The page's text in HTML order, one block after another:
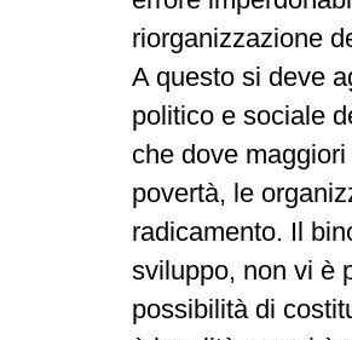
riorganizzazione
A questo si deve
politico e sociale
che dove
povertà, le
radicamento. Il
sviluppo, non vi è
possibilità di